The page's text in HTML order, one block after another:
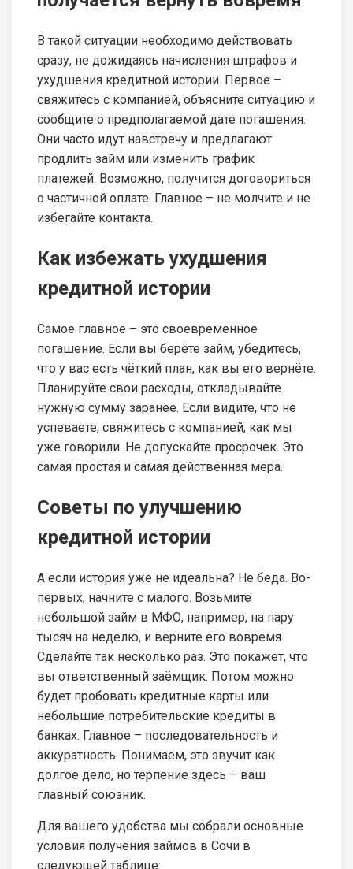
В такой ситуации необходимо действовать
сразу, не дожидаясь начисления штрафов и
ухудшения кредитной истории. Первое –
свяжитесь с компанией, объясните ситуацию и
сообщите о предполагаемой дате погашения.
Они часто идут навстречу и предлагают
продлить займ или изменить график
платежей. Возможно, получится договориться
о частичной оплате. Главное – не молчите и не
избегайте контакта.
Как избежать ухудшения
кредитной истории
Самое главное – это своевременное
погашение. Если вы берёте займ, убедитесь,
что у вас есть чёткий план, как вы его вернёте.
Планируйте свои расходы, откладывайте
нужную сумму заранее. Если видите, что не
успеваете, свяжитесь с компанией, как мы
уже говорили. Не допускайте просрочек. Это
самая простая и самая действенная мера.
Советы по улучшению
кредитной истории
А если история уже не идеальна? Не беда. Во-
первых, начните с малого. Возьмите
небольшой займ в МФО, например, на пару
тысяч на неделю, и верните его вовремя.
Сделайте так несколько раз. Это покажет, что
вы ответственный заёмщик. Потом можно
будет пробовать кредитные карты или
небольшие потребительские кредиты в
банках. Главное – последовательность и
аккуратность. Понимаем, это звучит как
долгое дело, но терпение здесь – ваш
главный союзник.
Для вашего удобства мы собрали основные
условия получения займов в Сочи в
следующей таблице: